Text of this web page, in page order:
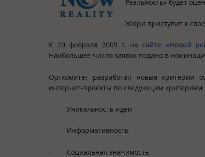
Реальность» будет
Жюри приступит к
К 20 февраля 2009 г. на сайте «Новой
Наибольшее число заявок подано в
Оргкомитет разработал новые критерии
интернет-проекты по следующим критериям:
· Уникальность идеи
· Информативность
· Социальная значимость